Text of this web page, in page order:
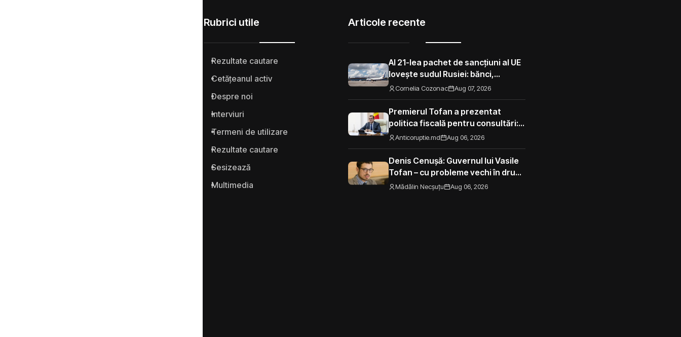
Rubrici utile
Rezultate cautare
Cetățeanul activ
Despre noi
Interviuri
Termeni de utilizare
Rezultate cautare
Sesizează
Multimedia
Articole recente
Al 21-lea pachet de sancțiuni al UE
lovește sudul Rusiei: bănci,
aeroporturi și flota din umbră
Cornelia Cozonac Aug 07, 2026
Premierul Tofan a prezentat
politica fiscală pentru consultări:
„Nu mi se pare corect ca avocado
să fie taxat la fel ca un măr din
Moldova”
Anticoruptie.md Aug 06, 2026
Denis Cenușă: Guvernul lui Vasile
Tofan – cu probleme vechi în drum
spre UE
Mădălin Necșuțu Aug 06, 2026